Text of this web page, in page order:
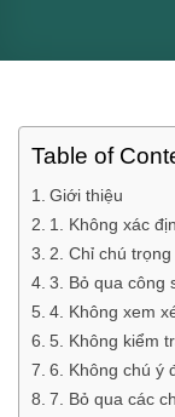
Table of
Giới thiệu
1. Không xác
2. Chỉ chú
3. Bỏ qua công
4. Không xem
5. Không kiểm
6. Không chú ý
7. Bỏ qua các